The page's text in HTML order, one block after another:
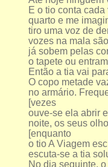
E o tio conta
quarto e me
tiro uma voz de
vozes na mala
já sobem pelas
o tapete ou
Então a tia vai
O copo metade
no armário.
[vezes
ouve-se ela abrir
noite, os seus
[enquanto
o tio A Viagem
escuta-se a tia
No dia seguinte,